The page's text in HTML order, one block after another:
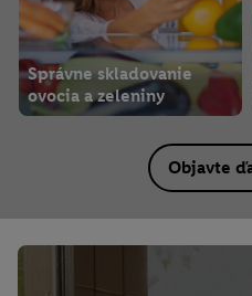
Správne skladovanie
ovocia a zeleniny
Objavte